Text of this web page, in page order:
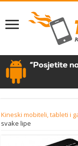
Kineski mobiteli, tableti i
svake lipe